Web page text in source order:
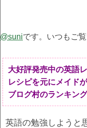
@suniです。いつもご
大好評発売中の英語
レシピを元にメイド
ブログ村のランキン
英語の勉強しようと